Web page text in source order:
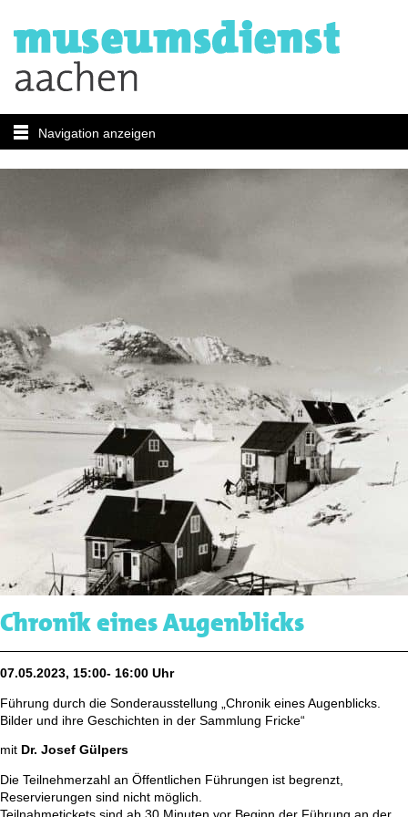
Navigation anzeigen
Chronik eines Augenblicks
07.05.2023, 15:00- 16:00 Uhr
Führung durch die Sonderausstellung „Chronik eines Augenblicks.
Bilder und ihre Geschichten in der Sammlung Fricke“
mit Dr. Josef Gülpers
Die Teilnehmerzahl an Öffentlichen Führungen ist begrenzt,
Reservierungen sind nicht möglich.